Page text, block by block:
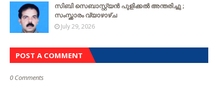
സിബി സെബാസ്റ്റ്യന്‍ പുളിക്കല്‍ അന്തരിച്ചു ;
സംസ്ക്കാരം വ്യാഴാഴ്ച
July 29, 2026
POST A COMMENT
0 Comments